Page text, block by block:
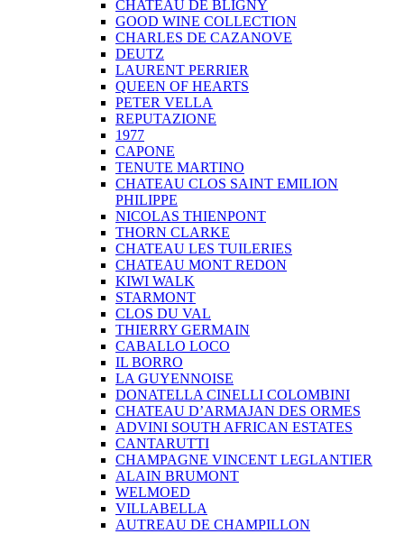
CHATEAU DE BLIGNY
GOOD WINE COLLECTION
CHARLES DE CAZANOVE
DEUTZ
LAURENT PERRIER
QUEEN OF HEARTS
PETER VELLA
REPUTAZIONE
1977
CAPONE
TENUTE MARTINO
CHATEAU CLOS SAINT EMILION
PHILIPPE
NICOLAS THIENPONT
THORN CLARKE
CHATEAU LES TUILERIES
CHATEAU MONT REDON
KIWI WALK
STARMONT
CLOS DU VAL
THIERRY GERMAIN
CABALLO LOCO
IL BORRO
LA GUYENNOISE
DONATELLA CINELLI COLOMBINI
CHATEAU D’ARMAJAN DES ORMES
ADVINI SOUTH AFRICAN ESTATES
CANTARUTTI
CHAMPAGNE VINCENT LEGLANTIER
ALAIN BRUMONT
WELMOED
VILLABELLA
AUTREAU DE CHAMPILLON